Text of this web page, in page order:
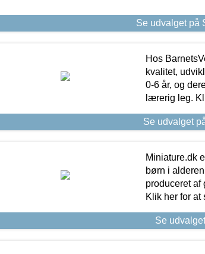
Se udvalget på
Hos
kvalitet,
0-6 år, og
lærerig leg.
Se udvalget
Miniature.dk
børn i
produceret af
Klik her for at
Se